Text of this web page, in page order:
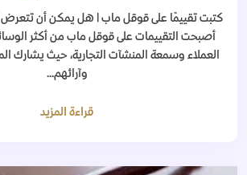
كتبت تقييمًا على قوقل ماب | هل يمكن أن تتعرض
أصبحت التقييمات على قوقل ماب من أكثر
العملاء وسمعة المنشآت التجارية، حيث يشارك
وآرائهم...
قراءة المزيد